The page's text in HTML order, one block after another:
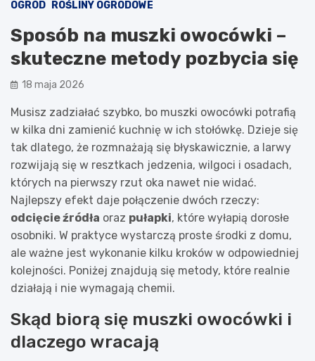
OGRÓD ROŚLINY OGRODOWE
Sposób na muszki owocówki –
skuteczne metody pozbycia się
18 maja 2026
Musisz zadziałać szybko, bo muszki owocówki potrafią
w kilka dni zamienić kuchnię w ich stołówkę. Dzieje się
tak dlatego, że rozmnażają się błyskawicznie, a larwy
rozwijają się w resztkach jedzenia, wilgoci i osadach,
których na pierwszy rzut oka nawet nie widać.
Najlepszy efekt daje połączenie dwóch rzeczy:
odcięcie źródła oraz pułapki, które wyłapią dorosłe
osobniki. W praktyce wystarczą proste środki z domu,
ale ważne jest wykonanie kilku kroków w odpowiedniej
kolejności. Poniżej znajdują się metody, które realnie
działają i nie wymagają chemii.
Skąd biorą się muszki owocówki i
dlaczego wracają